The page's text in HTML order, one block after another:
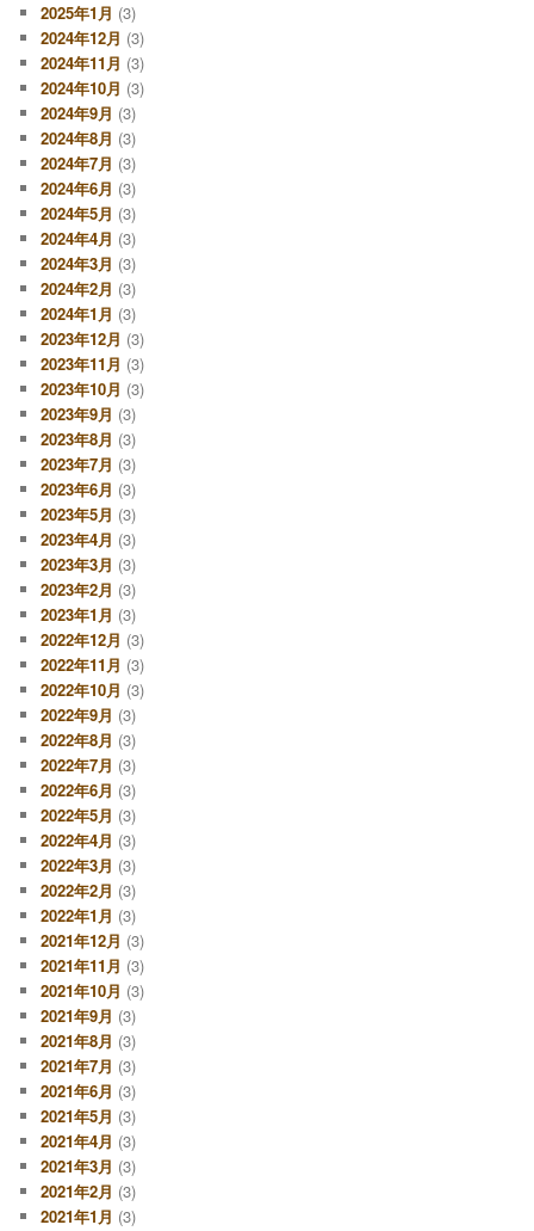
2025年1月 (3)
2024年12月 (3)
2024年11月 (3)
2024年10月 (3)
2024年9月 (3)
2024年8月 (3)
2024年7月 (3)
2024年6月 (3)
2024年5月 (3)
2024年4月 (3)
2024年3月 (3)
2024年2月 (3)
2024年1月 (3)
2023年12月 (3)
2023年11月 (3)
2023年10月 (3)
2023年9月 (3)
2023年8月 (3)
2023年7月 (3)
2023年6月 (3)
2023年5月 (3)
2023年4月 (3)
2023年3月 (3)
2023年2月 (3)
2023年1月 (3)
2022年12月 (3)
2022年11月 (3)
2022年10月 (3)
2022年9月 (3)
2022年8月 (3)
2022年7月 (3)
2022年6月 (3)
2022年5月 (3)
2022年4月 (3)
2022年3月 (3)
2022年2月 (3)
2022年1月 (3)
2021年12月 (3)
2021年11月 (3)
2021年10月 (3)
2021年9月 (3)
2021年8月 (3)
2021年7月 (3)
2021年6月 (3)
2021年5月 (3)
2021年4月 (3)
2021年3月 (3)
2021年2月 (3)
2021年1月 (3)